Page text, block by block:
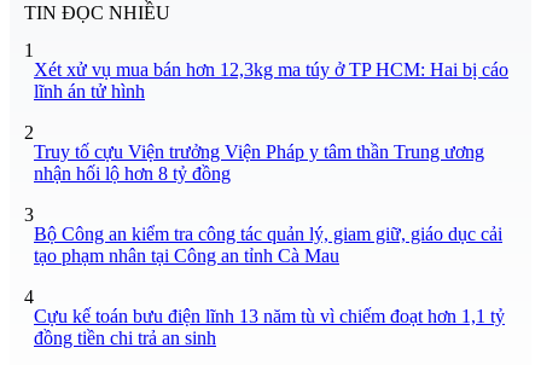
TIN ĐỌC NHIỀU
1
Xét xử vụ mua bán hơn 12,3kg ma túy ở TP HCM: Hai bị cáo
lĩnh án tử hình
2
Truy tố cựu Viện trưởng Viện Pháp y tâm thần Trung ương
nhận hối lộ hơn 8 tỷ đồng
3
Bộ Công an kiểm tra công tác quản lý, giam giữ, giáo dục cải
tạo phạm nhân tại Công an tỉnh Cà Mau
4
Cựu kế toán bưu điện lĩnh 13 năm tù vì chiếm đoạt hơn 1,1 tỷ
đồng tiền chi trả an sinh